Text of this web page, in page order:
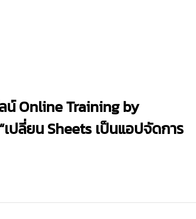
น์ Online Training by
ปลี่ยน Sheets เป็นแอปจัดการ